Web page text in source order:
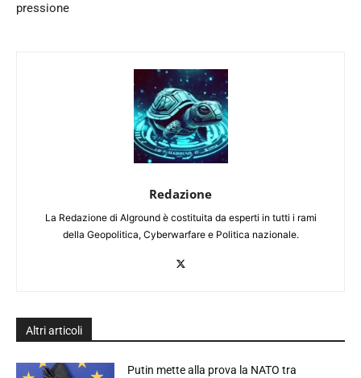
pressione
Redazione
La Redazione di Alground è costituita da esperti in tutti i rami
della Geopolitica, Cyberwarfare e Politica nazionale.
Altri articoli
Putin mette alla prova la NATO tra